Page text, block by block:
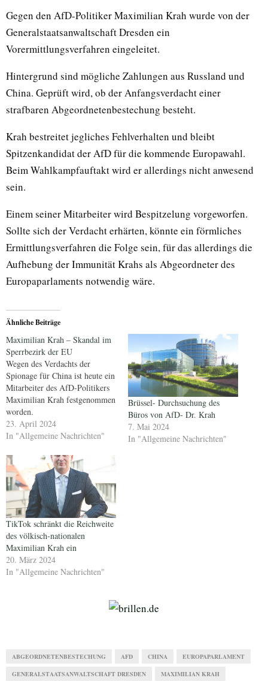
Gegen den AfD-Politiker Maximilian Krah wurde von der
Generalstaatsanwaltschaft Dresden ein
Vorermittlungsverfahren eingeleitet.
Hintergrund sind mögliche Zahlungen aus Russland und
China. Geprüft wird, ob der Anfangsverdacht einer
strafbaren Abgeordnetenbestechung besteht.
Krah bestreitet jegliches Fehlverhalten und bleibt
Spitzenkandidat der AfD für die kommende Europawahl.
Beim Wahlkampfauftakt wird er allerdings nicht anwesend
sein.
Einem seiner Mitarbeiter wird Bespitzelung vorgeworfen.
Sollte sich der Verdacht erhärten, könnte ein förmliches
Ermittlungsverfahren die Folge sein, für das allerdings die
Aufhebung der Immunität Krahs als Abgeordneter des
Europaparlaments notwendig wäre.
Ähnliche Beiträge
Maximilian Krah – Skandal im
Sperrbezirk der EU
Wegen des Verdachts der
Spionage für China ist heute ein
Mitarbeiter des AfD-Politikers
Maximilian Krah festgenommen
worden.
23. April 2024
In "Allgemeine Nachrichten"
Brüssel- Durchsuchung des
Büros von AfD- Dr. Krah
7. Mai 2024
In "Allgemeine Nachrichten"
TikTok schränkt die Reichweite
des völkisch-nationalen
Maximilian Krah ein
20. März 2024
In "Allgemeine Nachrichten"
ABGEORDNETENBESTECHUNG AFD CHINA EUROPAPARLAMENT
GENERALSTAATSANWALTSCHAFT DRESDEN MAXIMILIAN KRAH